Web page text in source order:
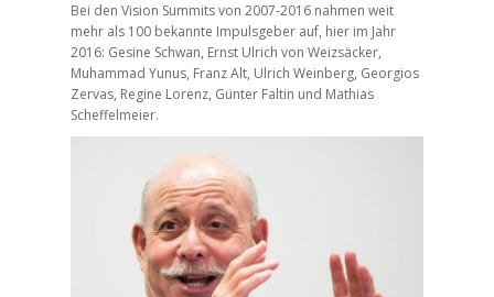
Bei den Vision Summits von 2007-2016 nahmen weit
mehr als 100 bekannte Impulsgeber auf, hier im Jahr
2016: Gesine Schwan, Ernst Ulrich von Weizsäcker,
Muhammad Yunus, Franz Alt, Ulrich Weinberg, Georgios
Zervas, Regine Lorenz, Günter Faltin und Mathias
Scheffelmeier.